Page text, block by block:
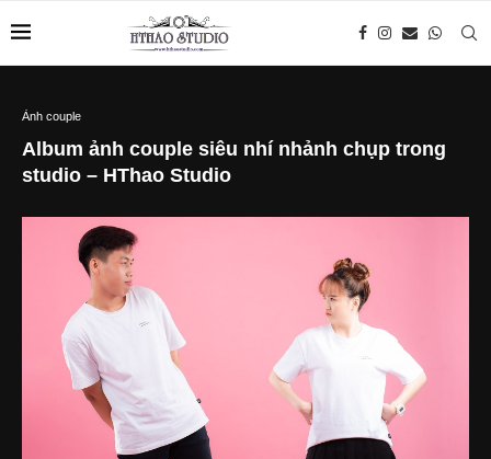
Ảnh couple
Album ảnh couple siêu nhí nhảnh chụp trong
studio – HThao Studio